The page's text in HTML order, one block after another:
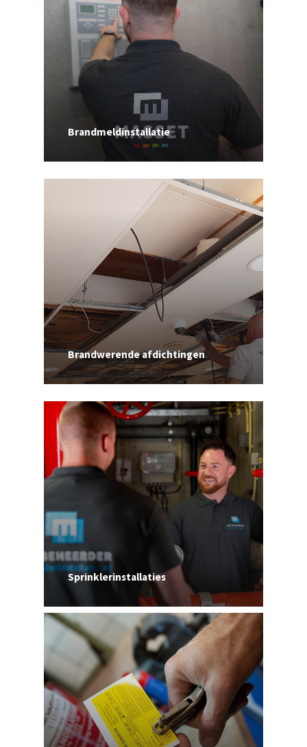
Brandmeldinstallatie
Brandwerende afdichtingen
Sprinklerinstallaties